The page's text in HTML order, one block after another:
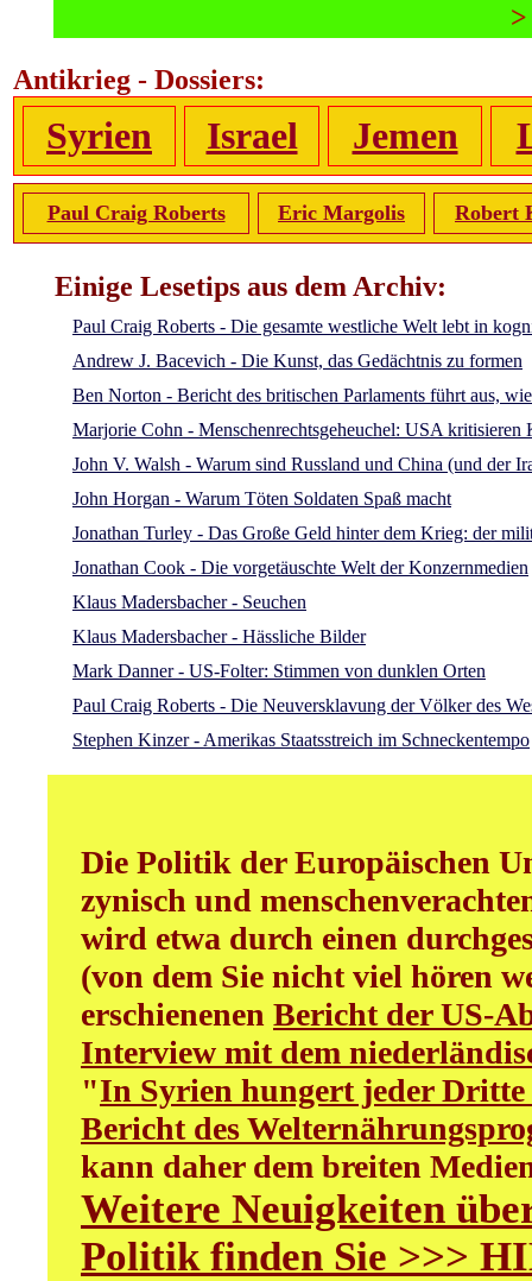
Antikrieg - Dossiers:
Syrien Israel Jemen
Paul Craig Roberts Eric Margolis Robert
Einige Lesetips aus dem Archiv:
Paul Craig Roberts - Die gesamte westliche Welt lebt in
Andrew J. Bacevich - Die Kunst, das Gedächtnis zu formen
Ben Norton - Bericht des britischen Parlaments führt aus,
Marjorie Cohn - Menschenrechtsgeheuchel: USA kritisieren
John V. Walsh - Warum sind Russland und China (und der
John Horgan - Warum Töten Soldaten Spaß macht
Jonathan Turley - Das Große Geld hinter dem Krieg: der
Jonathan Cook - Die vorgetäuschte Welt der Konzernmedien
Klaus Madersbacher - Seuchen
Klaus Madersbacher - Hässliche Bilder
Mark Danner - US-Folter: Stimmen von dunklen Orten
Paul Craig Roberts - Die Neuversklavung der Völker des
Stephen Kinzer - Amerikas Staatsstreich im Schneckentempo
Die Politik der Europäischen
zynisch und
wird etwa durch einen
(von dem Sie nicht viel hören
erschienenen Bericht der US-
Interview mit dem
"In Syrien hungert jeder
Bericht des
kann daher dem breiten
Weitere Neuigkeiten
Politik finden Sie >>>